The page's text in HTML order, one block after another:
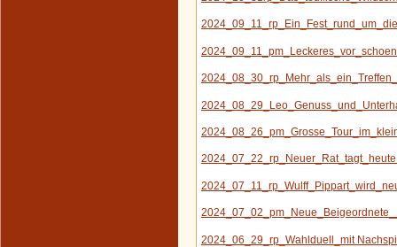
2024_06_29_rp_Wahlduell_mit